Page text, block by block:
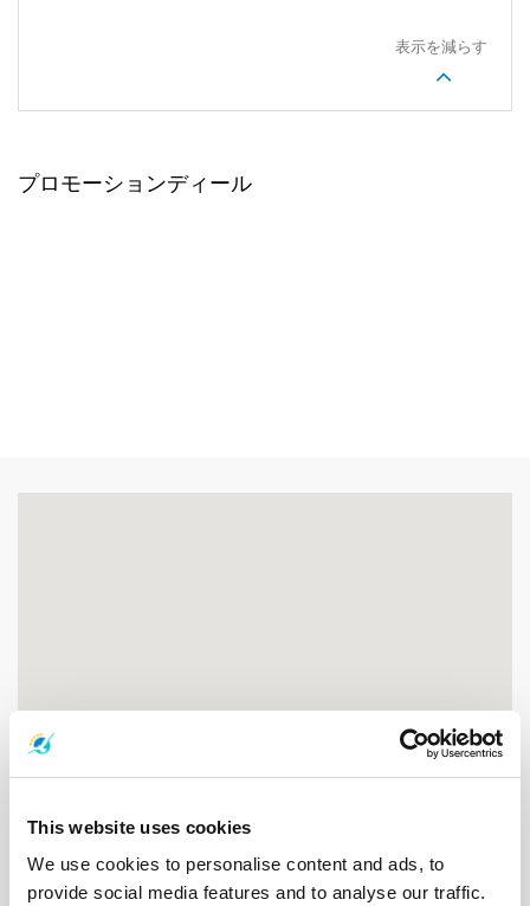
This website uses cookies
We use cookies to personalise content and ads, to
provide social media features and to analyse our traffic.
表示を減らす
プロモーションディール